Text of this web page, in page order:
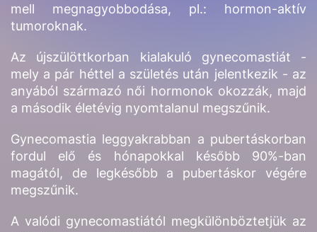
mell megnagyobbodása, pl.: hormon-aktív
tumoroknak.
Az újszülöttkorban kialakuló gynecomastiát -
mely a pár héttel a születés után jelentkezik - az
anyából származó női hormonok okozzák, majd
a második életévig nyomtalanul megszűnik.
Gynecomastia leggyakrabban a pubertáskorban
fordul elő és hónapokkal később 90%-ban
magától, de legkésőbb a pubertáskor végére
megszűnik.
A valódi gynecomastiától megkülönböztetjük az